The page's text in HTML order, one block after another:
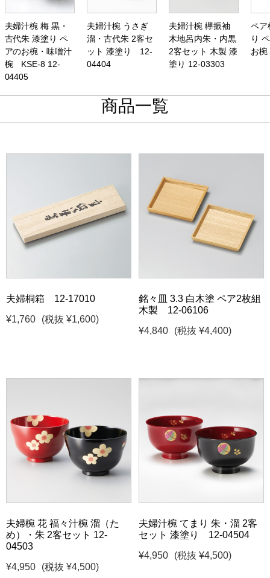
夫婦汁椀 梅 黒・
古代朱 漆塗り ペ
アのお椀・味噌汁
椀 KSE-8 12-
04405
夫婦汁椀 うさぎ
溜・古代朱 2客セ
ット 漆塗り 12-
04404
夫婦汁椀 欅振袖
木地呂内朱・内黒
2客セット 木製 漆
塗り 12-03303
ペア
り
お
商品一覧
夫婦桐箱 12-17010
¥1,760
(税抜 ¥1,600)
銘々皿 3.3 白木塗 ペア2枚組
木製 12-06106
¥4,840
(税抜 ¥4,400)
夫婦椀 花 福々汁椀 溜（た
め）・朱 2客セット 12-
04503
¥4,950
(税抜 ¥4,500)
夫婦汁椀 てまり 朱・溜 2客
セット 漆塗り 12-04504
¥4,950
(税抜 ¥4,500)